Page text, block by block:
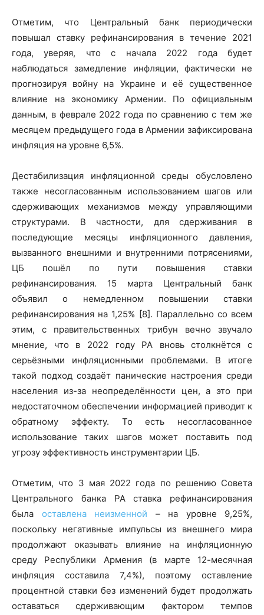
Отметим, что Центральный банк периодически
повышал ставку рефинансирования в течение 2021
года, уверяя, что с начала 2022 года будет
наблюдаться замедление инфляции, фактически не
прогнозируя войну на Украине и её существенное
влияние на экономику Армении. По официальным
данным, в феврале 2022 года по сравнению с тем же
месяцем предыдущего года в Армении зафиксирована
инфляция на уровне 6,5%.
Дестабилизация инфляционной среды обусловлено
также несогласованным использованием шагов или
сдерживающих механизмов между управляющими
структурами. В частности, для сдерживания в
последующие месяцы инфляционного давления,
вызванного внешними и внутренними потрясениями,
ЦБ пошёл по пути повышения ставки
рефинансирования. 15 марта Центральный банк
объявил о немедленном повышении ставки
рефинансирования на 1,25% [8]. Параллельно со всем
этим, с правительственных трибун вечно звучало
мнение, что в 2022 году РА вновь столкнётся с
серьёзными инфляционными проблемами. В итоге
такой подход создаёт панические настроения среди
населения из-за неопределённости цен, а это при
недостаточном обеспечении информацией приводит к
обратному эффекту. То есть несогласованное
использование таких шагов может поставить под
угрозу эффективность инструментарии ЦБ.
Отметим, что 3 мая 2022 года по решению Совета
Центрального банка РА ставка рефинансирования
была оставлена неизменной – на уровне 9,25%,
поскольку негативные импульсы из внешнего мира
продолжают оказывать влияние на инфляционную
среду Республики Армения (в марте 12-месячная
инфляция составила 7,4%), поэтому оставление
процентной ставки без изменений будет продолжать
оставаться сдерживающим фактором темпов